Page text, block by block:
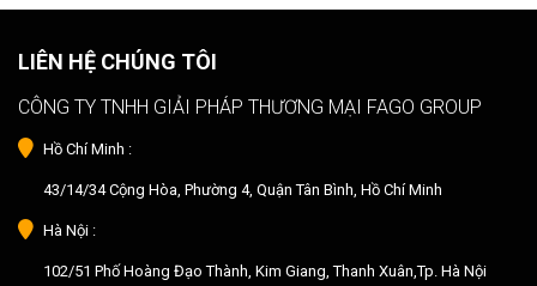
LIÊN HỆ CHÚNG TÔI
CÔNG TY TNHH GIẢI PHÁP THƯƠNG MẠI FAGO GROUP
Hồ Chí Minh :
43/14/34 Cộng Hòa, Phường 4, Quận Tân Bình, Hồ Chí Minh
Hà Nội :
102/51 Phố Hoàng Đạo Thành, Kim Giang, Thanh Xuân,Tp. Hà Nội